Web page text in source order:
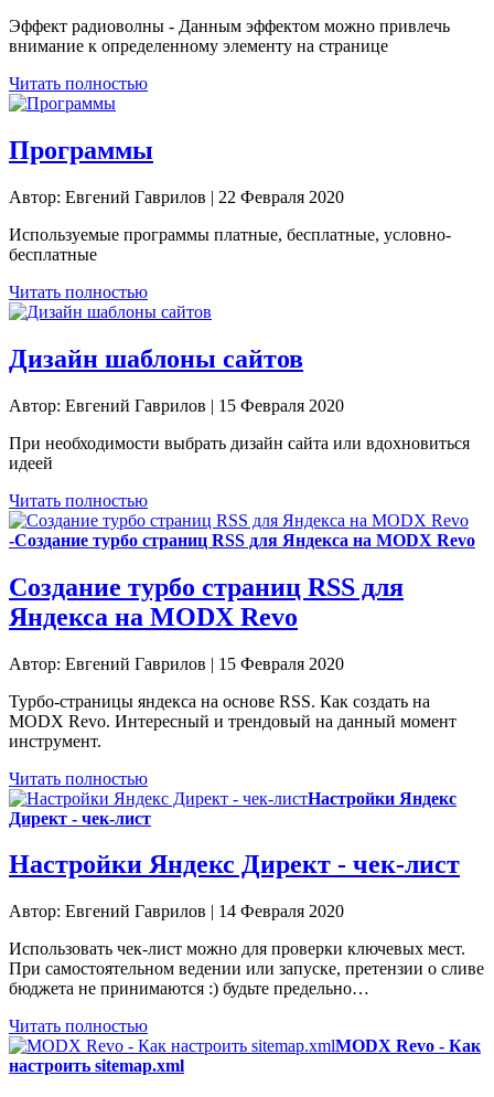
Эффект радиоволны - Данным эффектом можно привлечь
внимание к определенному элементу на странице
Читать полностью
Программы
Автор: Евгений Гаврилов | 22 Февраля 2020
Используемые программы платные, бесплатные, условно-
бесплатные
Читать полностью
Дизайн шаблоны сайтов
Автор: Евгений Гаврилов | 15 Февраля 2020
При необходимости выбрать дизайн сайта или вдохновиться
идеей
Читать полностью
-Создание турбо страниц RSS для Яндекса на MODX Revo
Создание турбо страниц RSS для
Яндекса на MODX Revo
Автор: Евгений Гаврилов | 15 Февраля 2020
Турбо-страницы яндекса на основе RSS. Как создать на
MODX Revo. Интересный и трендовый на данный момент
инструмент.
Читать полностью
Настройки Яндекс
Директ - чек-лист
Настройки Яндекс Директ - чек-лист
Автор: Евгений Гаврилов | 14 Февраля 2020
Использовать чек-лист можно для проверки ключевых мест.
При самостоятельном ведении или запуске, претензии о сливе
бюджета не принимаются :) будьте предельно…
Читать полностью
MODX Revo - Как
настроить sitemap.xml